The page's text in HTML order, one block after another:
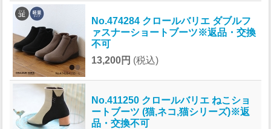
No.474284 クロールバリエ ダブルフ
ァスナーショートブーツ※返品・交換
不可
13,200円 (税込)
No.411250 クロールバリエ ねこショ
ートブーツ (猫,ネコ,猫シリーズ)※返
品・交換不可